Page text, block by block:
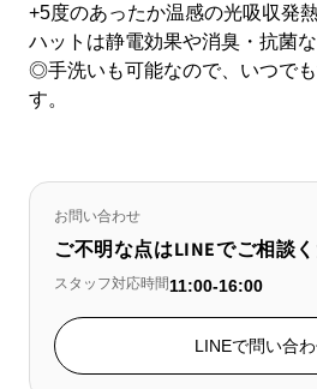
+5度のあったか温感の光吸収発
ハットは静電効果や消臭・抗菌
◎手洗いも可能なので、いつで
す。
お問い合わせ
ご不明な点はLINEでご相談
スタッフ対応時間11:00-16:00
LINEで問い合